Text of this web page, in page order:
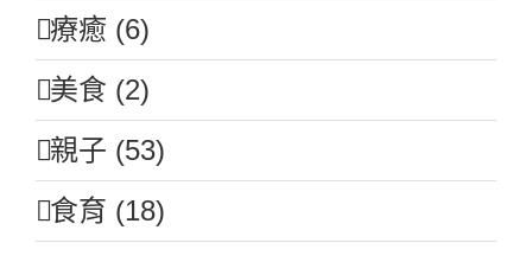
療癒 (6)
美食 (2)
親子 (53)
食育 (18)